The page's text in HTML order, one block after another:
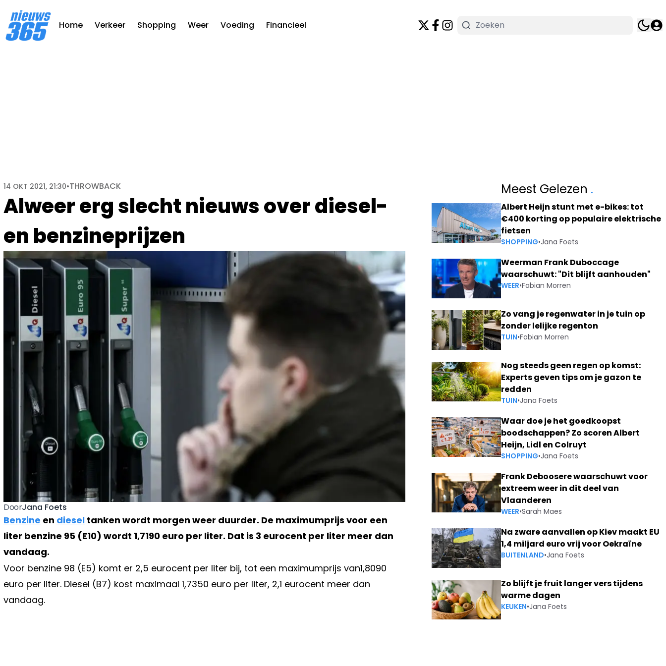
Home Verkeer Shopping Weer Voeding Financieel
Alweer erg slecht nieuws over diesel-
en benzineprijzen
14 OKT 2021, 21:30•THROWBACK
DoorJana Foets
Benzine en diesel tanken wordt morgen weer duurder. De maximumprijs voor een
liter benzine 95 (E10) wordt 1,7190 euro per liter. Dat is 3 eurocent per liter meer dan
vandaag.
Voor benzine 98 (E5) komt er 2,5 eurocent per liter bij, tot een maximumprijs van1,8090
euro per liter. Diesel (B7) kost maximaal 1,7350 euro per liter, 2,1 eurocent meer dan
vandaag.
Meest Gelezen .
Albert Heijn stunt met e-bikes: tot
€400 korting op populaire elektrische
fietsen
SHOPPING•Jana Foets
Weerman Frank Duboccage
waarschuwt: "Dit blijft aanhouden"
WEER•Fabian Morren
Zo vang je regenwater in je tuin op
zonder lelijke regenton
TUIN•Fabian Morren
Nog steeds geen regen op komst:
Experts geven tips om je gazon te
redden
TUIN•Jana Foets
Waar doe je het goedkoopst
boodschappen? Zo scoren Albert
Heijn, Lidl en Colruyt
SHOPPING•Jana Foets
Frank Deboosere waarschuwt voor
extreem weer in dit deel van
Vlaanderen
WEER•Sarah Maes
Na zware aanvallen op Kiev maakt EU
1,4 miljard euro vrij voor Oekraïne
BUITENLAND•Jana Foets
Zo blijft je fruit langer vers tijdens
warme dagen
KEUKEN•Jana Foets